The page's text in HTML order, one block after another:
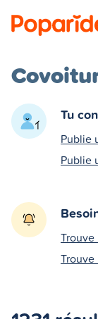
Tu
Publie
Publie
Trouve